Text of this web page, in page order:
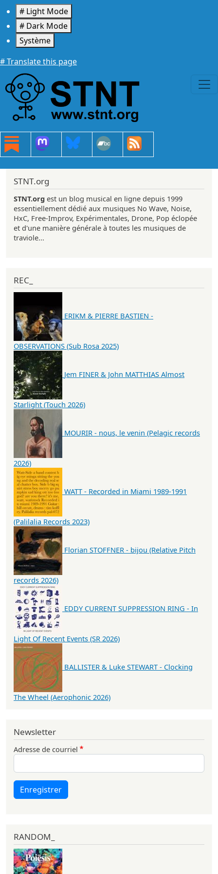
Aller au contenu principal
# Light Mode
# Dark Mode
Système
# Translate this page
STNT.org
STNT.org est un blog musical en ligne depuis 1999
essentiellement dédié aux musiques No Wave, Noise,
HxC, Free-Improv, Expérimentales, Drone, Pop éclopée
et d'une manière générale à toutes les musiques de
traviole...
REC_
ERIKM & PIERRE BASTIEN -
OBSERVATIONS (Sub Rosa 2025)
Jem FINER & John MATTHIAS Almost
Starlight (Touch 2026)
MOURIR - nous, le venin (Pelagic records
2026)
WATT - Recorded in Miami 1989-1991
(Palilalia Records 2023)
Florian STOFFNER - bijou (Relative Pitch
records 2026)
EDDY CURRENT SUPPRESSION RING - In
Light Of Recent Events (SR 2026)
BALLISTER & Luke STEWART - Clocking
The Wheel (Aerophonic 2026)
Newsletter
Adresse de courriel
Enregistrer
RANDOM_